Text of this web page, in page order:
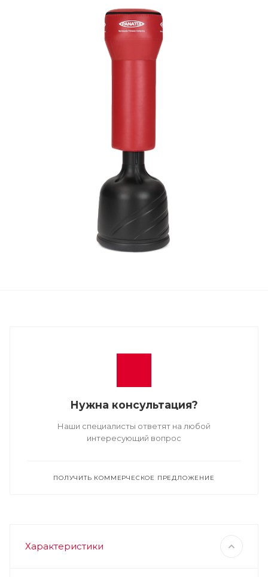
Нужна консультация?
Наши специалисты ответят на любой
интересующий вопрос
ПОЛУЧИТЬ КОММЕРЧЕСКОЕ ПРЕДЛОЖЕНИЕ
Характеристики